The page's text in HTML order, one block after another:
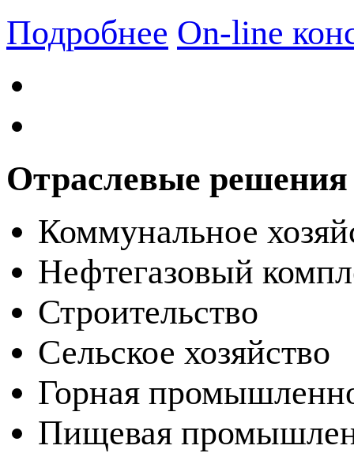
Подробнее On-line
Отраслевые решения
Коммунальное
Нефтегазовый
Строительство
Сельское хозяйство
Горная
Пищевая